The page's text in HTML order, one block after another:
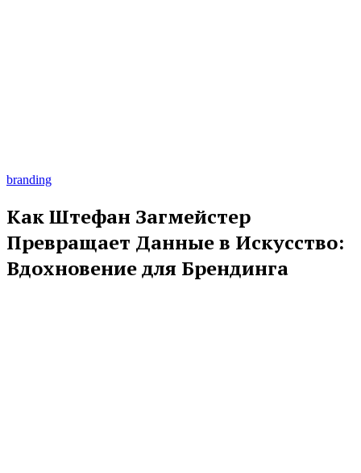
branding
Как Штефан Загмейстер
Превращает Данные в Искусство:
Вдохновение для Брендинга